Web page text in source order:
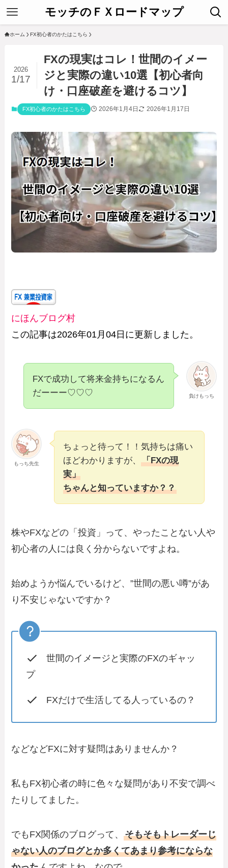
モッチのＦＸロードマップ
ホーム FX初心者のかたはこちら
FXの現実はコレ！世間のイメー
ジと実際の違い10選【初心者向
け・口座破産を避けるコツ】
2026
1/17
FX初心者のかたはこちら 2026年1月4日 2026年1月17日
にほんブログ村
この記事は2026年01月04日に更新しました。
負けもっち
FXで成功して将来金持ちになるん
だーーー♡♡♡
もっち先生
ちょっと待って！！気持ちは痛い
ほどわかりますが、「FXの現
実」
ちゃんと知っていますか？？
株やFXなどの「投資」って、やったことない人や
初心者の人には良く分からないですよね。
始めようか悩んでいるけど、”世間の悪い噂”があ
り不安じゃないですか？
世間のイメージと実際のFXのギャッ
プ
FXだけで生活してる人っているの？
などなどFXに対す疑問はありませんか？
私もFX初心者の時に色々な疑問があり不安で調べ
たりしてました。
でもFX関係のブログって、そもそもトレーダーじ
ゃない人のブログとか多くてあまり参考にならな